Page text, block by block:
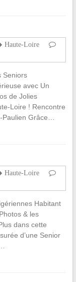
Haute-Loire
Seniors
avec Un
de Jolies
Loire ! Rencontre
Paulien Grâce…
Haute-Loire
Habitant
& les
dans cette
d’une Senior